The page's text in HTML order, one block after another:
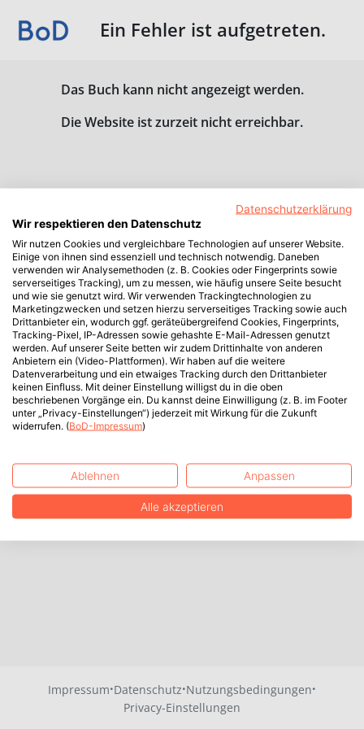
Ein Fehler ist aufgetreten.
Das Buch kann nicht angezeigt werden.
Die Website ist zurzeit nicht erreichbar.
Impressum·Datenschutz·Nutzungsbedingungen·
Privacy-Einstellungen
Datenschutzerklärung
Wir respektieren den Datenschutz
Wir nutzen Cookies und vergleichbare Technologien auf unserer Website.
Einige von ihnen sind essenziell und technisch notwendig. Daneben
verwenden wir Analysemethoden (z. B. Cookies oder Fingerprints sowie
serverseitiges Tracking), um zu messen, wie häufig unsere Seite besucht
und wie sie genutzt wird. Wir verwenden Trackingtechnologien zu
Marketingzwecken und setzen hierzu serverseitiges Tracking sowie auch
Drittanbieter ein, wodurch ggf. geräteübergreifend Cookies, Fingerprints,
Tracking-Pixel, IP-Adressen sowie gehashte E-Mail-Adressen genutzt
werden. Auf unserer Seite betten wir zudem Drittinhalte von anderen
Anbietern ein (Video-Plattformen). Wir haben auf die weitere
Datenverarbeitung und ein etwaiges Tracking durch den Drittanbieter
keinen Einfluss. Mit deiner Einstellung willigst du in die oben
beschriebenen Vorgänge ein. Du kannst deine Einwilligung (z. B. im Footer
unter „Privacy-Einstellungen“) jederzeit mit Wirkung für die Zukunft
widerrufen. (BoD-Impressum)
Ablehnen Anpassen
Alle akzeptieren